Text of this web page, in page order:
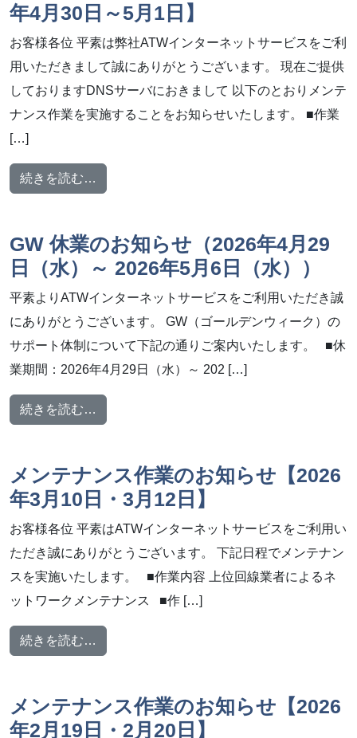
年4月30日～5月1日】
お客様各位 平素は弊社ATWインターネットサービスをご利
用いただきまして誠にありがとうございます。 現在ご提供
しておりますDNSサーバにおきまして 以下のとおりメンテ
ナンス作業を実施することをお知らせいたします。 ■作業
[…]
続きを読む…
GW 休業のお知らせ（2026年4月29
日（水）～ 2026年5月6日（水））
平素よりATWインターネットサービスをご利用いただき誠
にありがとうございます。 GW（ゴールデンウィーク）の
サポート体制について下記の通りご案内いたします。 ■休
業期間：2026年4月29日（水）～ 202 […]
続きを読む…
メンテナンス作業のお知らせ【2026
年3月10日・3月12日】
お客様各位 平素はATWインターネットサービスをご利用い
ただき誠にありがとうございます。 下記日程でメンテナン
スを実施いたします。 ■作業内容 上位回線業者によるネ
ットワークメンテナンス ■作 […]
続きを読む…
メンテナンス作業のお知らせ【2026
年2月19日・2月20日】